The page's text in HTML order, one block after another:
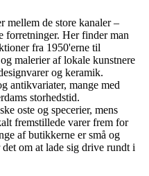
mellem de store kanaler –
forretninger. Her finder man
fra 1950'erne til
malerier af lokale kunstnere
og keramik.
antikvariater, mange med
storhedstid.
oste og specerier, mens
fremstillede varer frem for
af butikkerne er små og
om at lade sig drive rundt i